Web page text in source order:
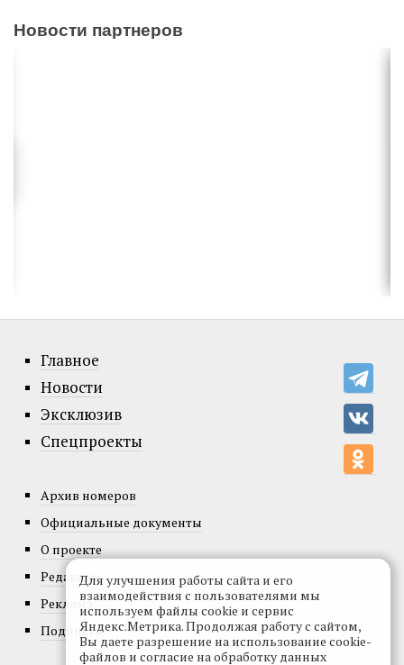
Новости партнеров
Главное
Новости
Эксклюзив
Спецпроекты
Архив номеров
Официальные документы
О проекте
Редакция
Реклама
Подписка
Для улучшения работы сайта и его
взаимодействия с пользователями мы
используем файлы cookie и сервис
Яндекс.Метрика. Продолжая работу с сайтом,
Вы даете разрешение на использование cookie-
файлов и согласие на обработку данных